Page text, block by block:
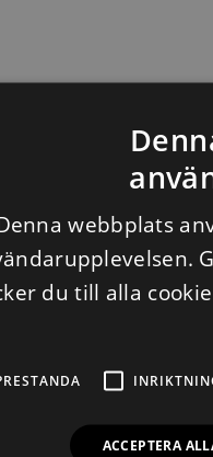
webbplats
du till alla
ACCEPTERA